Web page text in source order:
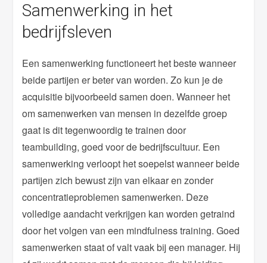
Samenwerking in het
bedrijfsleven
Een samenwerking functioneert het beste wanneer
beide partijen er beter van worden. Zo kun je de
acquisitie bijvoorbeeld samen doen. Wanneer het
om samenwerken van mensen in dezelfde groep
gaat is dit tegenwoordig te trainen door
teambuilding, goed voor de bedrijfscultuur. Een
samenwerking verloopt het soepelst wanneer beide
partijen zich bewust zijn van elkaar en zonder
concentratieproblemen samenwerken. Deze
volledige aandacht verkrijgen kan worden getraind
door het volgen van een mindfulness training. Goed
samenwerken staat of valt vaak bij een manager. Hij